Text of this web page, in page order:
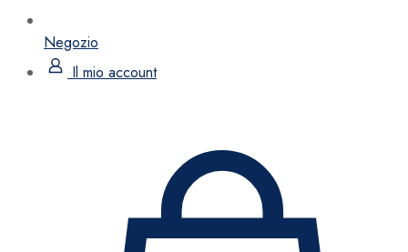
Negozio
Il mio account